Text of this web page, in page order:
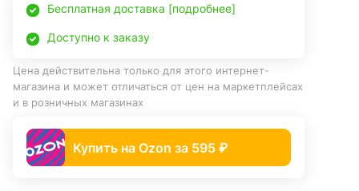
Бесплатная доставка [подробнее]
Доступно к заказу
Цена действительна только для этого интернет-
магазина и может отличаться от цен на маркетплейсах
и в розничных магазинах
Купить на Ozon за 595 ₽